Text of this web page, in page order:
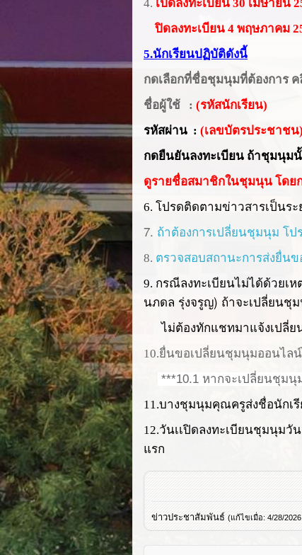
4. เปิดลงทะเบียน 30 เมษายน
ปิดลงทะเบียน 4 พฤษภาคม
5.นักเรียนปฏิบัติดังนี้
กดเลือกที่ชื่อชุมนุมที่ต้องการ ค
ชื่อผู้ใช้
: (รหัสนักเรียน)
รหัสผ่าน : (เลขบัตรประชาชน)
กดยืนยันลงทะเบียน ถ้าชุมนุม
ดูรายชื่อสมาชิกในชุมนุน โดย
6. โปรดติดตามข่าวสารเป็นร
7. ถ้าต้องการเปลี่ยนชุมนุม โ
8. ตรวจสอบสถานะการส่งยื่น
9. กรณีลงทะเบียนไม่ได้ด้วยเ
นภดล รุ่งจรูญ) ถ้าจะเปลี่ยนชุ
ไม่ต้องทักแชทมาแจ้งเปลี่ย
10.ยื่นขอเปลี่ยนชุมนุมออนไล
***10.1 หากจะเปลี่ยนชุมนุ
11.บางชุมนุมคุณครูส่งชื่อนักเ
12.วันเเปิดลงทะเบียนชุมนุมวั
แรก
ข่าวประชาสัมพันธ์ (แก้ไขเมื่อ: 4/28/2026